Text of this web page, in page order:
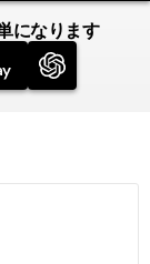
になります